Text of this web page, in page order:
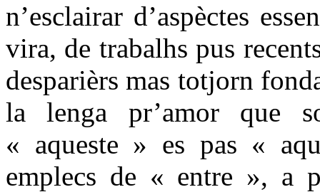
n’esclairar d’aspèctes
vira, de trabalhs pus
desparièrs mas totjorn
la lenga pr’amor que
« aqueste » es pas «
emplecs de « entre », a